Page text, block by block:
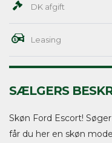
DK afgift
Leasing
SÆLGERS
Skøn Ford Escort!
får du her en skøn